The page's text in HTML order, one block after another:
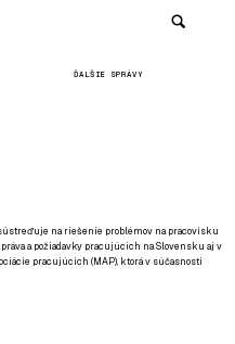
ĎALŠIE SPRÁVY
na riešenie problémov na pracovisku
a požiadavky pracujúcich na Slovensku aj v
pracujúcich (MAP), ktorá v súčasnosti